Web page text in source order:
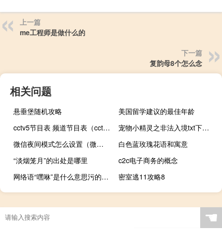
上一篇
me工程师是做什么的
下一篇
复韵母8个怎么念
相关问题
悬垂堡随机攻略
美国留学建议的最佳年龄
cctv5节目表 频道节目表（cctv5节目表）
宠物小精灵之非法入境txt下载（宠物小精灵之非法入境）
微信夜间模式怎么设置（微信夜间模式怎么设置）
白色蓝玫瑰花语和寓意
“淡烟笼月”的出处是哪里
c2c电子商务的概念
网络语“嘿咻”是什么意思污的什么梗
密室逃11攻略8
☚